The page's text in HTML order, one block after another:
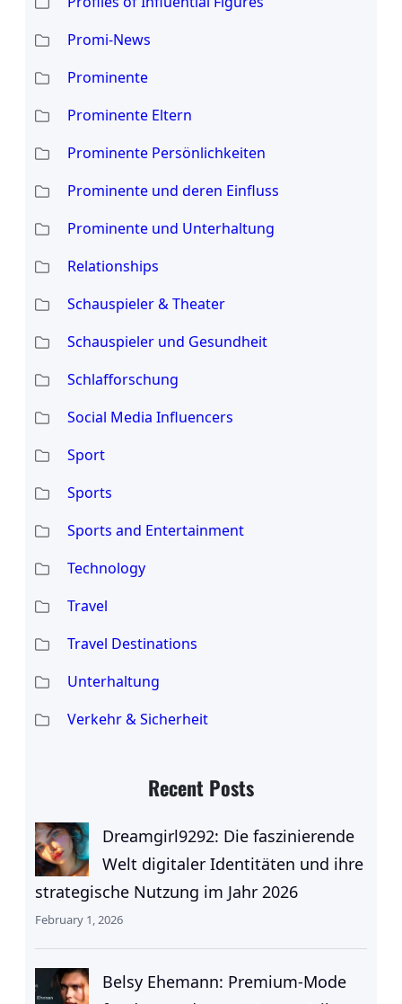
Promi-News
Prominente
Prominente Eltern
Prominente Persönlichkeiten
Prominente und deren Einfluss
Prominente und Unterhaltung
Relationships
Schauspieler & Theater
Schauspieler und Gesundheit
Schlafforschung
Social Media Influencers
Sport
Sports
Sports and Entertainment
Technology
Travel
Travel Destinations
Unterhaltung
Verkehr & Sicherheit
Recent Posts
Dreamgirl9292: Die faszinierende
Welt digitaler Identitäten und ihre
strategische Nutzung im Jahr 2026
February 1, 2026
Belsy Ehemann: Premium-Mode